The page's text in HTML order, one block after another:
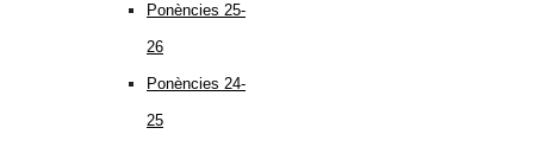
Ponències 25-
26
Ponències 24-
25